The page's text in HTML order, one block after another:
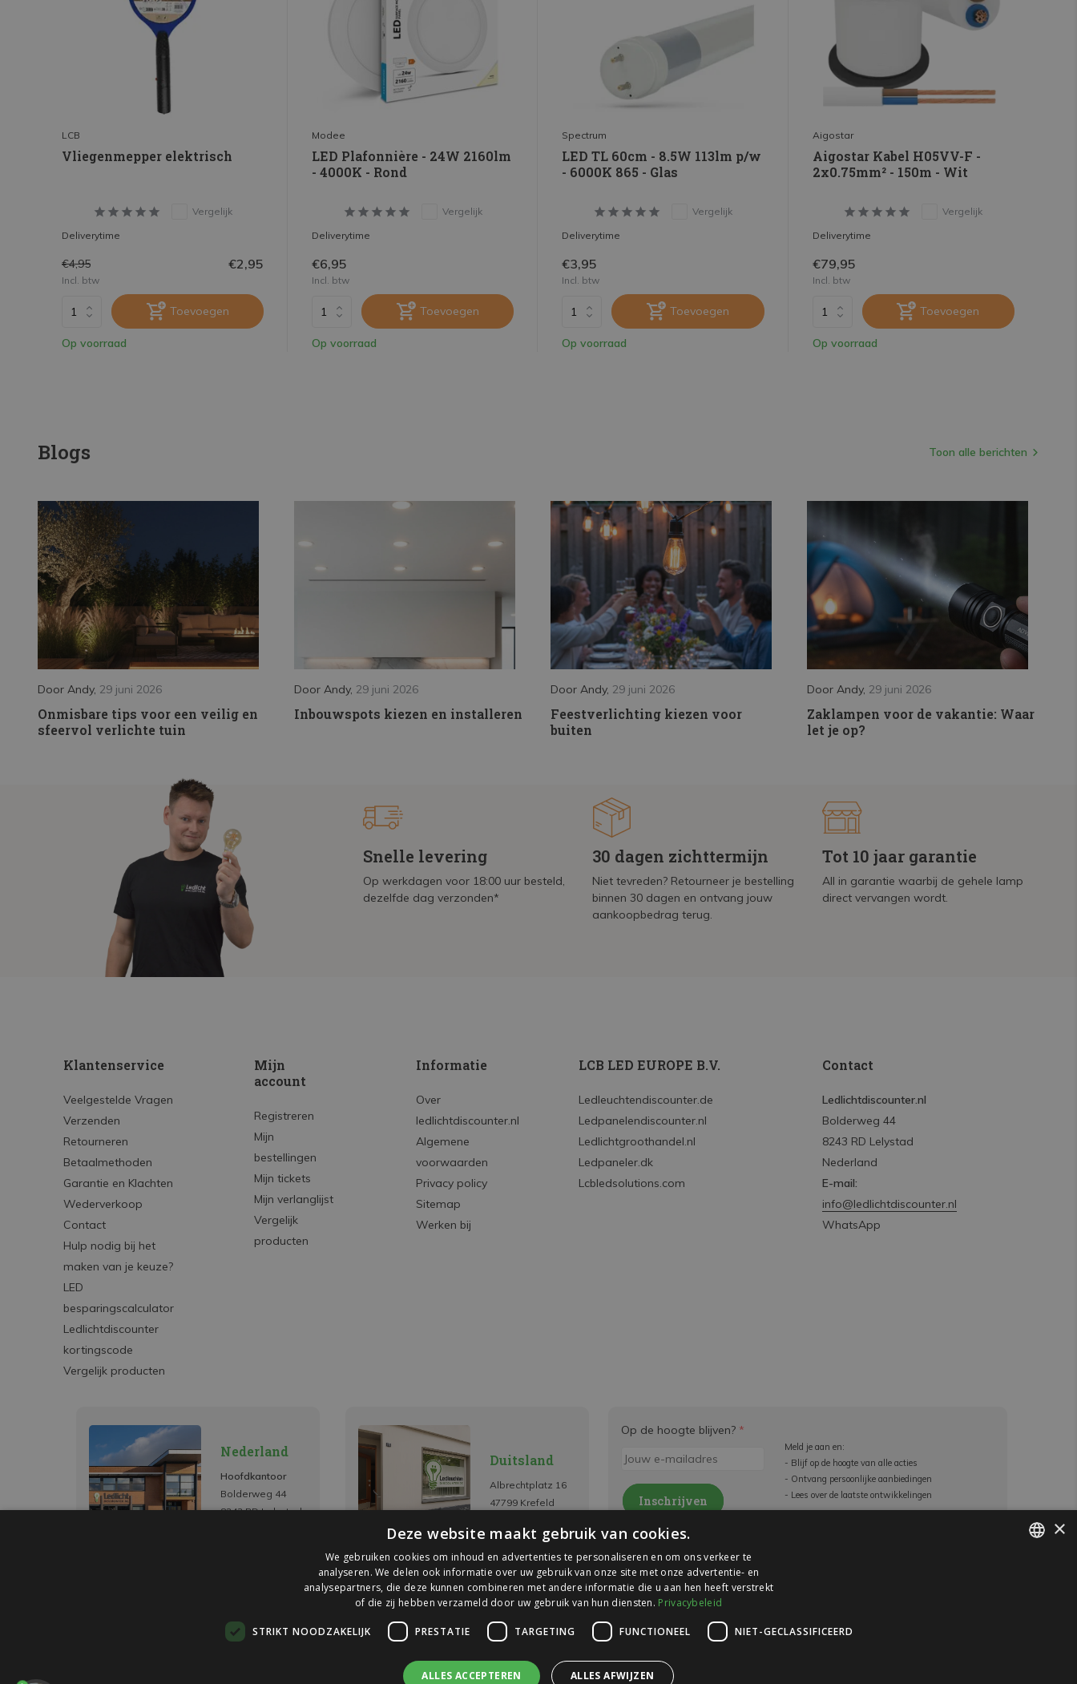
LCB
Vliegenmepper elektrisch
Vergelijk
Deliverytime
€4,95 €2,95
Incl. btw
Toevoegen
Op voorraad
Modee
LED Plafonnière - 24W 2160lm
- 4000K - Rond
Vergelijk
Deliverytime
€6,95
Incl. btw
Toevoegen
Op voorraad
Spectrum
LED TL 60cm - 8.5W 113lm p/w
- 6000K 865 - Glas
Vergelijk
Deliverytime
€3,95
Incl. btw
Toevoegen
Op voorraad
Aigostar
Aigostar Kabel H05VV-F -
2x0.75mm² - 150m - Wit
Vergelijk
Deliverytime
€79,95
Incl. btw
Toevoegen
Op voorraad
Blogs Toon alle berichten
Door Andy, 29 juni 2026
Onmisbare tips voor een veilig en
sfeervol verlichte tuin
Door Andy, 29 juni 2026
Inbouwspots kiezen en installeren
Door Andy, 29 juni 2026
Feestverlichting kiezen voor
buiten
Door Andy, 29 juni 2026
Zaklampen voor de vakantie: Waar
let je op?
Snelle levering
Op werkdagen voor 18:00 uur besteld,
dezelfde dag verzonden*
30 dagen zichttermijn
Niet tevreden? Retourneer je bestelling
binnen 30 dagen en ontvang jouw
aankoopbedrag terug.
Tot 10 jaar garantie
All in garantie waarbij de gehele lamp
direct vervangen wordt.
Klantenservice
Veelgestelde Vragen
Verzenden
Retourneren
Betaalmethoden
Garantie en Klachten
Wederverkoop
Contact
Hulp nodig bij het
maken van je keuze?
LED
besparingscalculator
Ledlichtdiscounter
kortingscode
Vergelijk producten
Mijn
account
Registreren
Mijn
bestellingen
Mijn tickets
Mijn verlanglijst
Vergelijk
producten
Informatie
Over
ledlichtdiscounter.nl
Algemene
voorwaarden
Privacy policy
Sitemap
Werken bij
LCB LED EUROPE B.V.
Ledleuchtendiscounter.de
Ledpanelendiscounter.nl
Ledlichtgroothandel.nl
Ledpaneler.dk
Lcbledsolutions.com
Contact
Ledlichtdiscounter.nl
Bolderweg 44
8243 RD Lelystad
Nederland
E-mail:
info@ledlichtdiscounter.nl
WhatsApp
Nederland
Hoofdkantoor
Bolderweg 44
8243 RD Lelystad
Duitsland
Albrechtplatz 16
47799 Krefeld
Op de hoogte blijven? *
Inschrijven
* Lees hier de wettelijke beperkingen
Meld je aan en:
- Blijf op de hoogte van alle acties
- Ontvang persoonlijke aanbiedingen
- Lees over de laatste ontwikkelingen
×
Deze website maakt gebruik van cookies.
We gebruiken cookies om inhoud en advertenties te personaliseren en om ons verkeer te
analyseren. We delen ook informatie over uw gebruik van onze site met onze advertentie- en
analysepartners, die deze kunnen combineren met andere informatie die u aan hen heeft verstrekt
of die zij hebben verzameld door uw gebruik van hun diensten. Privacybeleid
STRIKT NOODZAKELIJK PRESTATIE TARGETING FUNCTIONEEL NIET-GECLASSIFICEERD
ALLES ACCEPTEREN ALLES AFWIJZEN